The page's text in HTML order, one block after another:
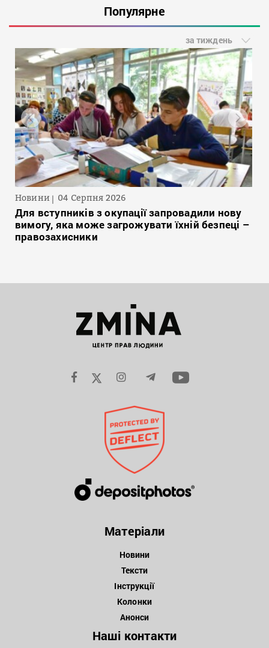
Популярне
за тиждень
Новини 04 Серпня 2026
Для вступників з окупації запровадили нову
вимогу, яка може загрожувати їхній безпеці –
правозахисники
Матеріали
Новини
Тексти
Інструкції
Колонки
Анонси
Наші контакти